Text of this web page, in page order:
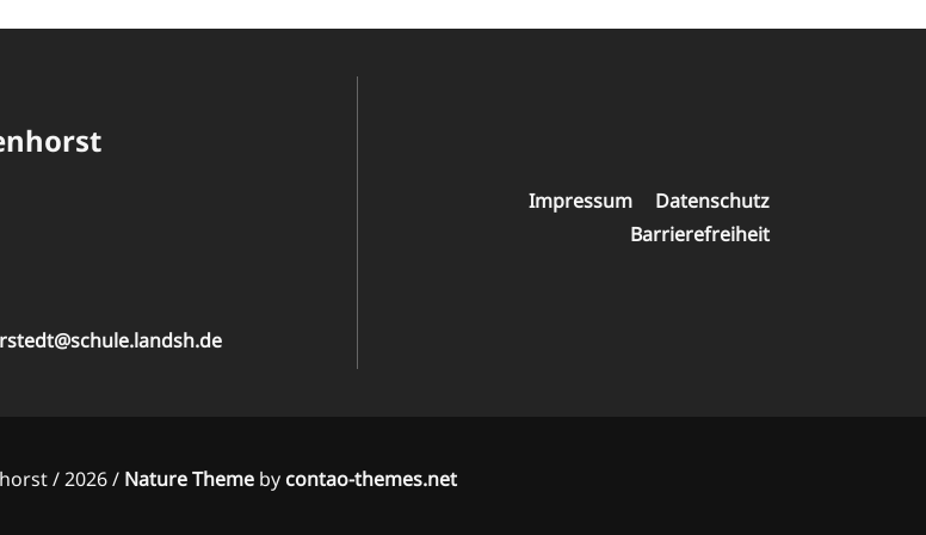
Impressum
Datenschutz
Barrierefreiheit
/ 2026 / Nature Themeby contao-themes.net